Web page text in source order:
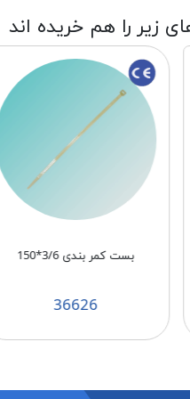
زیر را هم خریده اند
بست کمر بندی 3/6*150
36626